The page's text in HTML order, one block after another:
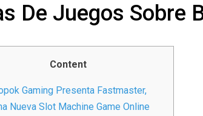
De Juegos Sobre
Content
Gaming Presenta Fastmaster,
Nueva Slot Machine Game Online